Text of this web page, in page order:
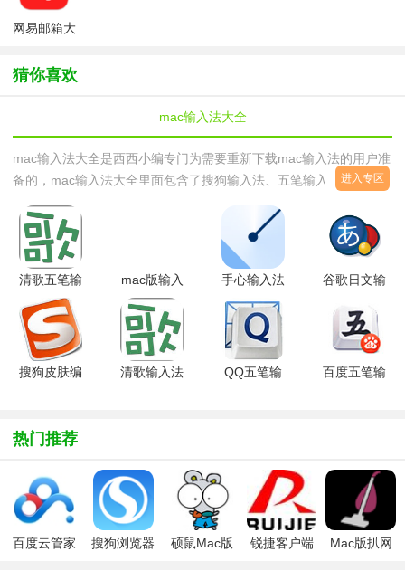
网易邮箱大
(邮箱设置)
猜你喜欢
mac输入法大全
mac输入法大全是西西小编专门为需要重新下载mac输入法的用户准
备的，mac输入法大全里面包含了搜狗输入法、五笔输入法、百度输
入法等等，而且，每款软件都有不同的版本，让大家选择性更多，总
有一款是你喜欢的，有需要mac输入法的伙伴来西西下载吧！
进入专区
清歌五笔输
入法v1.9
官方正式版
mac版输入
法孙拼音
(sunpinyin)V2.0.3
官方最新版
手心输入法
mac版
v1.1.27 官
方最新版
谷歌日文输
v1.11.1516.1
官方最新版
搜狗皮肤编
官方版
清歌输入法
QQ五笔输
百度五笔输
热门推荐
百度云管家
搜狗浏览器
硕鼠Mac版
锐捷客户端
Mac版扒网